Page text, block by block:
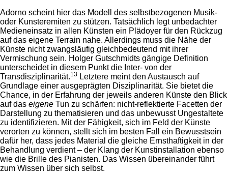
Adorno scheint hier das Modell des selbstbezogenen Musik-
oder Kunsteremiten zu stützen. Tatsächlich legt unbedachter
Medieneinsatz in allen Künsten ein Plädoyer für den Rückzug
auf das eigene Terrain nahe. Allerdings muss die Nähe der
Künste nicht zwangsläufig gleichbedeutend mit ihrer
Vermischung sein. Holger Gutschmidts gängige Definition
unterscheidet in diesem Punkt die Inter- von der
Transdisziplinarität.13 Letztere meint den Austausch auf
Grundlage einer ausgeprägten Disziplinarität. Sie bietet die
Chance, in der Erfahrung der jeweils anderen Künste den Blick
auf das eigene Tun zu schärfen: nicht-reflektierte Facetten der
Darstellung zu thematisieren und das unbewusst Ungestaltete
zu identifizieren. Mit der Fähigkeit, sich im Feld der Künste
verorten zu können, stellt sich im besten Fall ein Bewusstsein
dafür her, dass jedes Material die gleiche Ernsthaftigkeit in der
Behandlung verdient – der Klang der Kunstinstallation ebenso
wie die Brille des Pianisten. Das Wissen übereinander führt
zum Wissen über sich selbst.